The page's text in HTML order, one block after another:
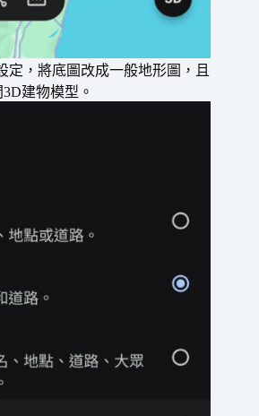
定，將底圖改成一般地形圖，且
3D建物模型。